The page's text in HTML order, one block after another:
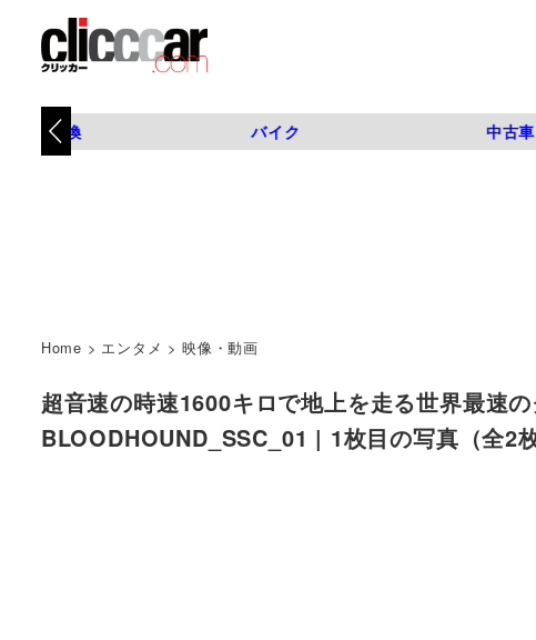
タイヤ交換 バイク 中古車
Home > エンタメ >映像・動画
超音速の時速1600キロで地上を走る世界最速
BLOODHOUND_SSC_01 | 1枚目の写真（全2枚